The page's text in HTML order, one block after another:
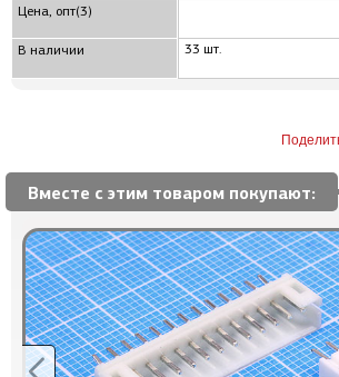
Цена, опт(3)
В наличии 33 шт.
Вместе с этим товаром покупают: